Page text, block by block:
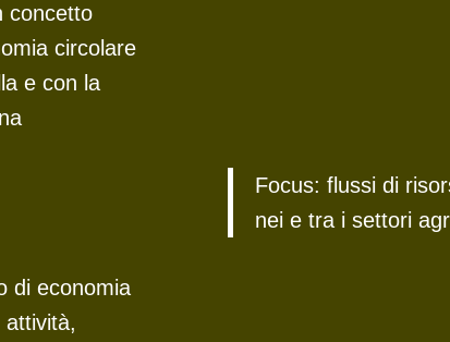
concetto
circolare
e con la
Focus: flussi di
nei e tra i settori
di economia